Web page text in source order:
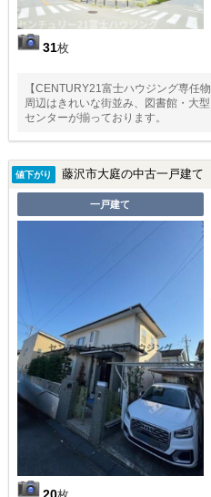
31枚
【CENTURY21富士ハウジング専任
周辺はきれいな街並み、図書館・大
センターが揃っております。
値下がり 藤沢市大庭の中古一戸建て
一戸建て